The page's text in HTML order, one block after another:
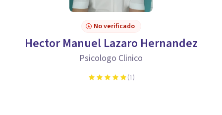
No verificado
Hector Manuel Lazaro Hernandez
Psicologo Clinico
(1)